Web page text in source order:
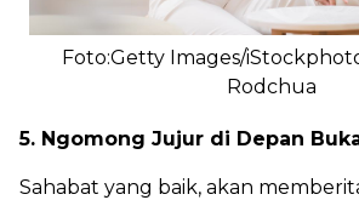
Foto:Getty Images/
Rodchua
5. Ngomong Jujur di Depan
Sahabat yang baik, akan